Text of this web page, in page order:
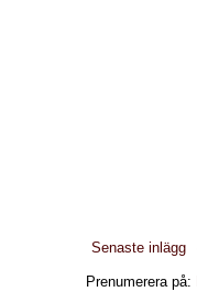
Senaste inlägg
Prenumerera på: